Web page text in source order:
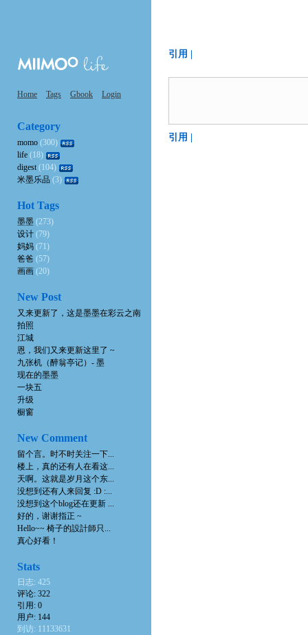
Home Tags Gbook Login
引用 |
引用 |
Category
momo (300)
life (18)
digest(104)
米墨乐品 (3)
Hot Tags
墨墨 (273)
设计 (79)
妈妈 (71)
爸爸 (57)
画画 (20)
New Post
又来更新了，这是墨墨在彩云之南
拍照
江城
恩，我们又来更新这里了 ~
九张机（醉翁亭记）- 墨
现在的墨墨
一块五
升级
橱窗
New Comment
留个言。时不时关注一下...
楼上，真的还有人在看这...
天啊。这就是岁月这个东...
没想到还有人来回复 :D :...
没想到这个blog还在更新 ...
好的，谢谢指正 ~
Hello~~ 椅子的設計師只...
真心好看！
Stats
日志: 425
评论: 322
引用: 0
用户: 144
到访: 11133631